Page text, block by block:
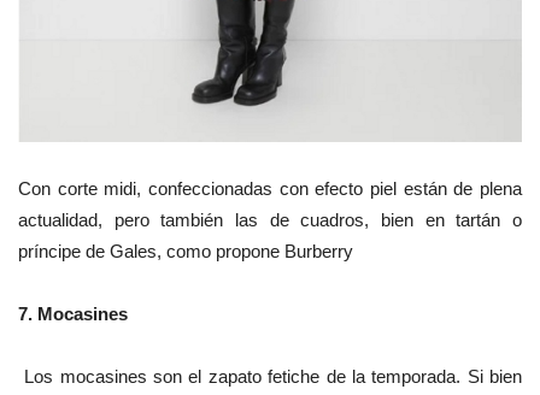
Con corte midi, confeccionadas con efecto piel están de plena
actualidad, pero también las de cuadros, bien en tartán o
príncipe de Gales, como propone Burberry
7. Mocasines
Los mocasines son el zapato fetiche de la temporada. Si bien